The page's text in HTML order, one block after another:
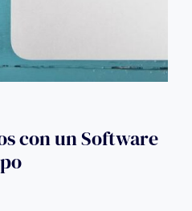
con un Software